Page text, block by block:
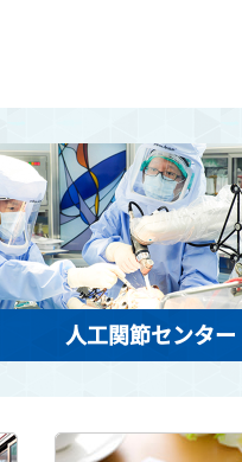
人工関節センター